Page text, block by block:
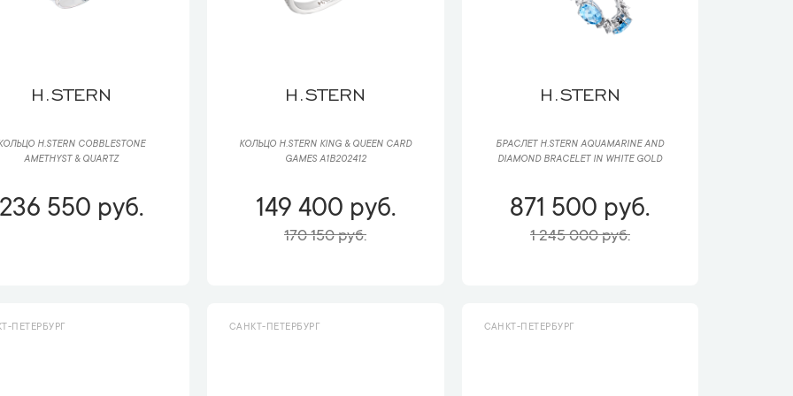
H.STERN
H.STERN COBBLESTONE
AMETHYST & QUARTZ
550 руб.
H.STERN
КОЛЬЦО H.STERN KING & QUEEN CARD
GAMES A1B202412
149 400 руб.
170 150 руб.
H.STERN
БРАСЛЕТ H.STERN AQUAMARINE AND
DIAMOND BRACELET IN WHITE GOLD
871 500 руб.
1 245 000 руб.
ПЕТЕРБУРГ САНКТ-ПЕТЕРБУРГ САНКТ-ПЕТЕРБУРГ